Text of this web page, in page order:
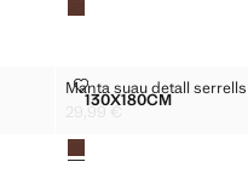
Talles
130X180CMMANTA SUAU
Manta suau detall serrells
MANTA SUAU DETALL
29,99 €
Colors